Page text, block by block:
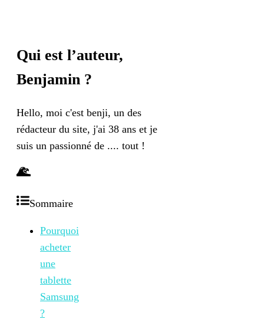
Qui est l’auteur,
Benjamin ?
Hello, moi c'est benji, un des
rédacteur du site, j'ai 38 ans et je
suis un passionné de .... tout !
Sommaire
Pourquoi
acheter
une
tablette
Samsung
?